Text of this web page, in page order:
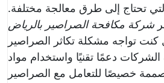
تحتاج إلى طرق معالجة مختلفة.
شركة مكافحة الصراصير بالرياض
كنت تواجه مشكلة تكاثر الصراصير
دعمًا تقنيًا واستخدام مواد